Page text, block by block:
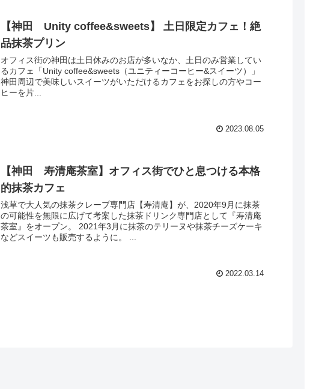
【神田 Unity coffee&sweets】 土日限定カフェ！絶
品抹茶プリン
オフィス街の神田は土日休みのお店が多いなか、土日のみ営業してい
るカフェ「Unity coffee&sweets（ユニティーコーヒー&スイーツ）」
神田周辺で美味しいスイーツがいただけるカフェをお探しの方やコー
ヒーを片...
2023.08.05
【神田 寿清庵茶室】オフィス街でひと息つける本格
的抹茶カフェ
浅草で大人気の抹茶クレープ専門店【寿清庵】が、2020年9月に抹茶
の可能性を無限に広げて考案した抹茶ドリンク専門店として『寿清庵
茶室』をオープン。 2021年3月に抹茶のテリーヌや抹茶チーズケーキ
などスイーツも販売するように。 ...
2022.03.14